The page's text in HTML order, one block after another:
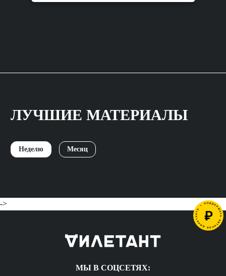
ЛУЧШИЕ МАТЕРИАЛЫ
Неделю Месяц
->
МЫ В СОЦСЕТЯХ: